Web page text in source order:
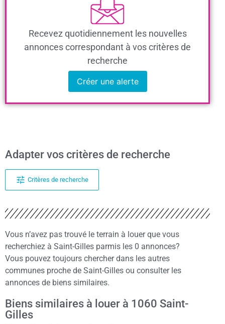
Recevez quotidiennement les nouvelles
annonces correspondant à vos critères de
recherche
Créer une alerte
Adapter vos critères de recherche
Critères de recherche
Vous n’avez pas trouvé le terrain à louer que vous
recherchiez à Saint-Gilles parmis les 0 annonces?
Vous pouvez toujours chercher dans les autres
communes proche de Saint-Gilles ou consulter les
annonces de biens similaires.
Biens similaires à louer à 1060 Saint-
Gilles